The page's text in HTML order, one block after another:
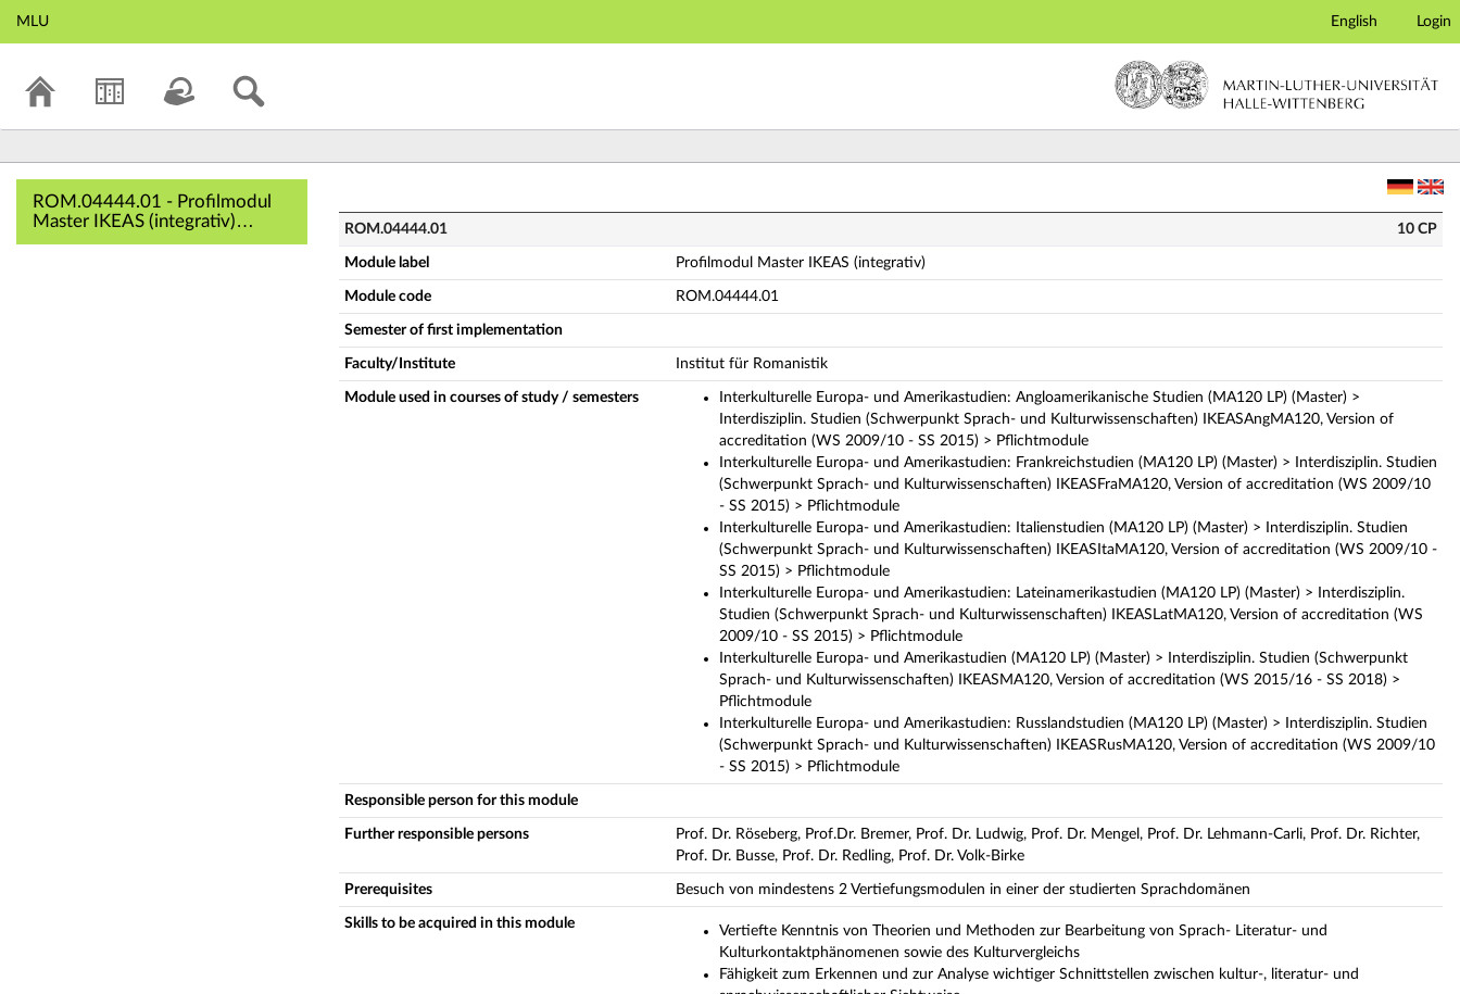
Main navigation
MLU English Login
ROM.04444.01 - Profilmodul
Master IKEAS (integrativ)
(Complete module description)
ROM.04444.01 10 CP
Module label Profilmodul Master IKEAS (integrativ)
Module code ROM.04444.01
Semester of first implementation
Faculty/Institute Institut für Romanistik
Module used in courses of study / semesters
Interkulturelle Europa- und Amerikastudien: Angloamerikanische Studien (MA120 LP) (Master) >
Interdisziplin. Studien (Schwerpunkt Sprach- und Kulturwissenschaften) IKEASAngMA120, Version of
accreditation (WS 2009/10 - SS 2015) > Pflichtmodule
Interkulturelle Europa- und Amerikastudien: Frankreichstudien (MA120 LP) (Master) > Interdisziplin. Studien
(Schwerpunkt Sprach- und Kulturwissenschaften) IKEASFraMA120, Version of accreditation (WS 2009/10
- SS 2015) > Pflichtmodule
Interkulturelle Europa- und Amerikastudien: Italienstudien (MA120 LP) (Master) > Interdisziplin. Studien
(Schwerpunkt Sprach- und Kulturwissenschaften) IKEASItaMA120, Version of accreditation (WS 2009/10 -
SS 2015) > Pflichtmodule
Interkulturelle Europa- und Amerikastudien: Lateinamerikastudien (MA120 LP) (Master) > Interdisziplin.
Studien (Schwerpunkt Sprach- und Kulturwissenschaften) IKEASLatMA120, Version of accreditation (WS
2009/10 - SS 2015) > Pflichtmodule
Interkulturelle Europa- und Amerikastudien (MA120 LP) (Master) > Interdisziplin. Studien (Schwerpunkt
Sprach- und Kulturwissenschaften) IKEASMA120, Version of accreditation (WS 2015/16 - SS 2018) >
Pflichtmodule
Interkulturelle Europa- und Amerikastudien: Russlandstudien (MA120 LP) (Master) > Interdisziplin. Studien
(Schwerpunkt Sprach- und Kulturwissenschaften) IKEASRusMA120, Version of accreditation (WS 2009/10
- SS 2015) > Pflichtmodule
Responsible person for this module
Further responsible persons
Prof. Dr. Röseberg, Prof.Dr. Bremer, Prof. Dr. Ludwig, Prof. Dr. Mengel, Prof. Dr. Lehmann-Carli, Prof. Dr. Richter,
Prof. Dr. Busse, Prof. Dr. Redling, Prof. Dr. Volk-Birke
Prerequisites Besuch von mindestens 2 Vertiefungsmodulen in einer der studierten Sprachdomänen
Skills to be acquired in this module
Vertiefte Kenntnis von Theorien und Methoden zur Bearbeitung von Sprach- Literatur- und
Kulturkontaktphänomenen sowie des Kulturvergleichs
Fähigkeit zum Erkennen und zur Analyse wichtiger Schnittstellen zwischen kultur-, literatur- und